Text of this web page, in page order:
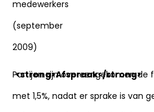
medewerkers
(september
2009)
Partijen zijn overeengekomen de
met 1,5%, nadat er sprake is van